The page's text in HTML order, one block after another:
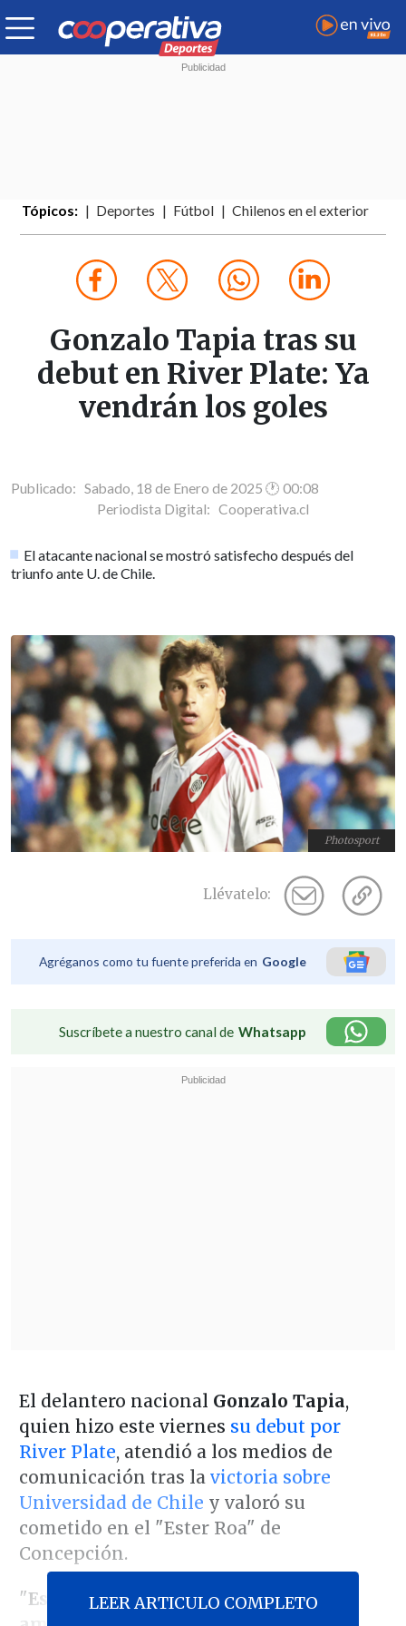
Tópicos: Deportes Fútbol Chilenos en el exterior
Gonzalo Tapia tras su
debut en River Plate: Ya
vendrán los goles
Publicado: Sabado, 18 de Enero de 2025 🕐 00:08
Periodista Digital: Cooperativa.cl
El atacante nacional se mostró satisfecho después del
triunfo ante U. de Chile.
Photosport
Llévatelo:
Agréganos como tu fuente preferida en Google
Suscríbete a nuestro canal de Whatsapp
El delantero nacional Gonzalo Tapia,
quien hizo este viernes su debut por
River Plate, atendió a los medios de
comunicación tras la victoria sobre
Universidad de Chile y valoró su
cometido en el "Ester Roa" de
Concepción.
"Estoy contento por el debut en este
LEER ARTICULO COMPLETO